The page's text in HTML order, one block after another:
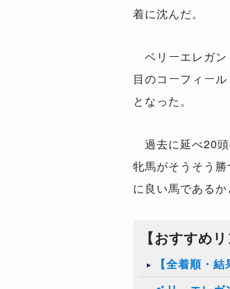
着に沈んだ。
ベリーエレガン
目のコーフィー
となった。
過去に延べ20
牝馬がそうそう
に良い馬である
【おすすめリ
【全着順・